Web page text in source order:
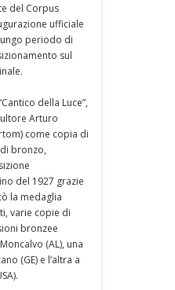
del Corpus
ufficiale
periodo di
sul
della Luce”,
Arturo
come copia di
bronzo,
del 1927 grazie
la medaglia
varie copie di
bronzee
(AL), una
(GE) e l’altra a